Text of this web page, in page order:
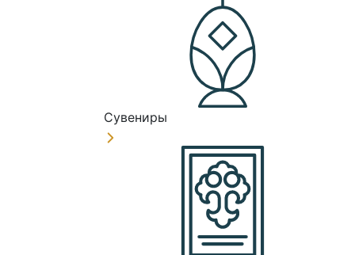
Сувениры